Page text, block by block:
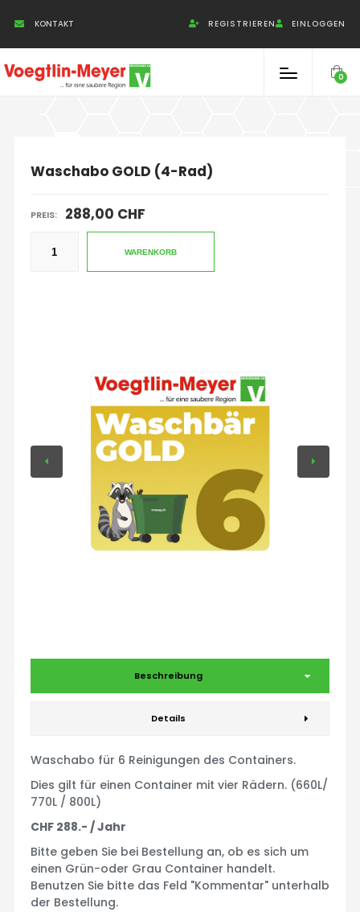
KONTAKT EINLOGGEN
REGISTRIEREN
0
Waschabo GOLD (4-Rad)
PREIS: 288,00 CHF
WARENKORB
Beschreibung
Details
Waschabo für 6 Reinigungen des Containers.
Dies gilt für einen Container mit vier Rädern. (660L/
770L / 800L)
CHF 288.- / Jahr
Bitte geben Sie bei Bestellung an, ob es sich um
einen Grün-oder Grau Container handelt.
Benutzen Sie bitte das Feld "Kommentar" unterhalb
der Bestellung.